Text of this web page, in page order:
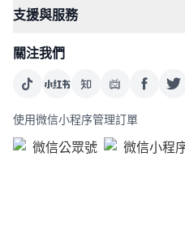
支援與服務
關注我們
使用微信小程序管理訂單